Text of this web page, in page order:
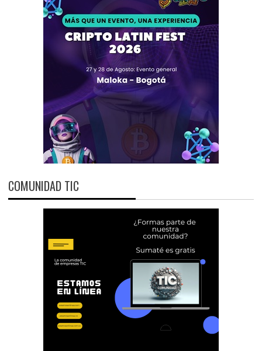
COMUNIDAD TIC